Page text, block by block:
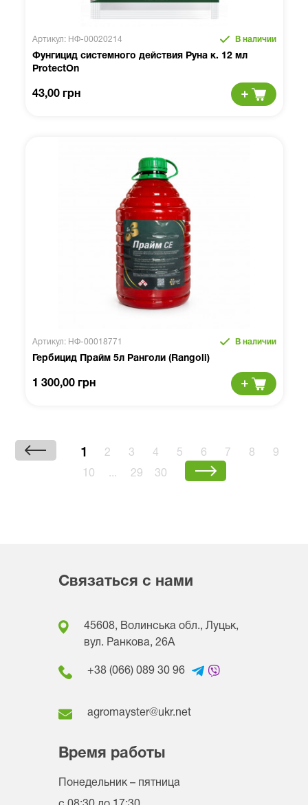
Артикул: НФ-00020214 В наличии
Фунгицид системного действия Руна к. 12 мл
ProtectOn
43,00 грн
Артикул: НФ-00018771 В наличии
Гербицид Прайм 5л Ранголи (Rangoli)
1 300,00 грн
1 2 3 4 5 6 7 8 9
10 ... 29 30
Связаться с нами
45608, Волинська обл., Луцьк,
вул. Ранкова, 26A
+38 (066) 089 30 96
agromayster@ukr.net
Время работы
Понедельник – пятница